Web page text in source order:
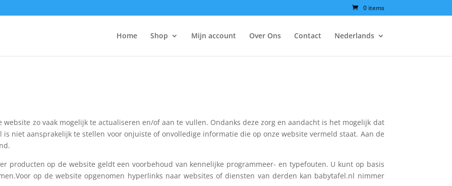
0 items
Home Shop Mijn account Over Ons Contact Nederlands
zo vaak mogelijk te actualiseren en/of aan te vullen. Ondanks deze zorg en aandacht is het mogelijk dat
niet aansprakelijk te stellen voor onjuiste of onvolledige informatie die op onze website vermeld staat. Aan de
producten op de website geldt een voorbehoud van kennelijke programmeer- en typefouten. U kunt op basis
op de website opgenomen hyperlinks naar websites of diensten van derden kan babytafel.nl nimmer